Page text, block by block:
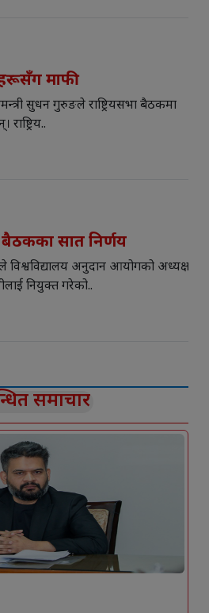
माफी
सुधन गुरुङले राष्ट्रियसभा बैठकमा
बैठकका सात निर्णय
अनुदान आयोगको अध्यक्ष
नियुक्त गरेको..
समाचार